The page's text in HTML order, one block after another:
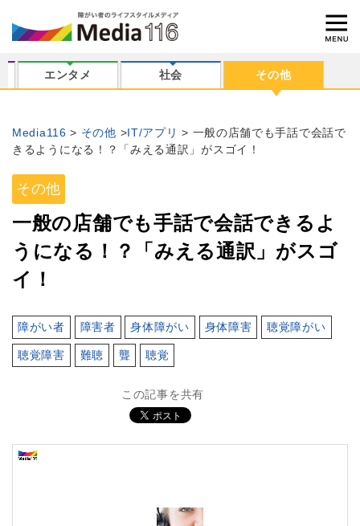
エンタメ 社会 その他
Media116 その他 IT/アプリ
一般の店舗でも手話で会話で
きるようになる！？「みえる通訳」がスゴイ！
その他
一般の店舗でも手話で会話できるよ
うになる！？「みえる通訳」がスゴ
イ！
障がい者 障害者 身体障がい 身体障害 聴覚障がい
聴覚障害 難聴 聾 聴覚
この記事を共有